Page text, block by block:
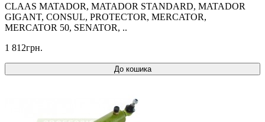
CLAAS MATADOR, MATADOR STANDARD, MATADOR
GIGANT, CONSUL, PROTECTOR, MERCATOR,
MERCATOR 50, SENATOR, ..
1 812грн.
До кошика